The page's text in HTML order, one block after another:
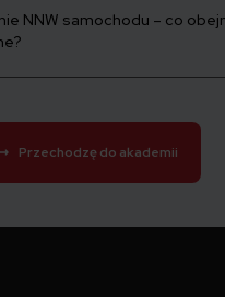
NNW samochodu – co
Przechodzę do akademii